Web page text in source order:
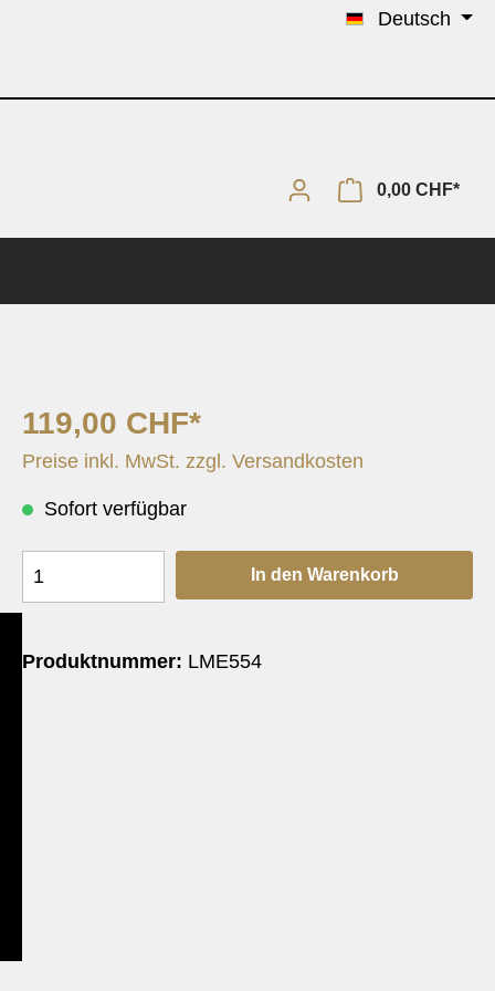
Deutsch
0,00 CHF*
Solo & Piano
119,00 CHF*
Preise inkl. MwSt. zzgl. Versandkosten
Sofort verfügbar
In den Warenkorb
Produktnummer: LME554